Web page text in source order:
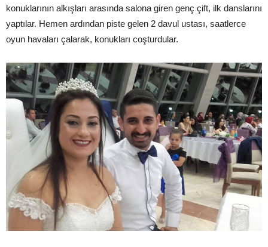
konuklarının alkışları arasında salona giren genç çift, ilk danslarını
yaptılar. Hemen ardından piste gelen 2 davul ustası, saatlerce
oyun havaları çalarak, konukları coşturdular.